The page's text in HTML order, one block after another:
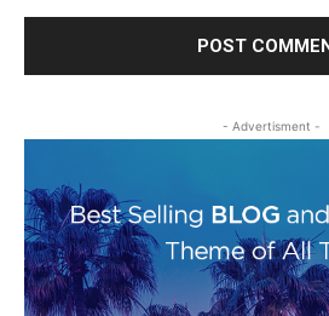
- Advertisment -